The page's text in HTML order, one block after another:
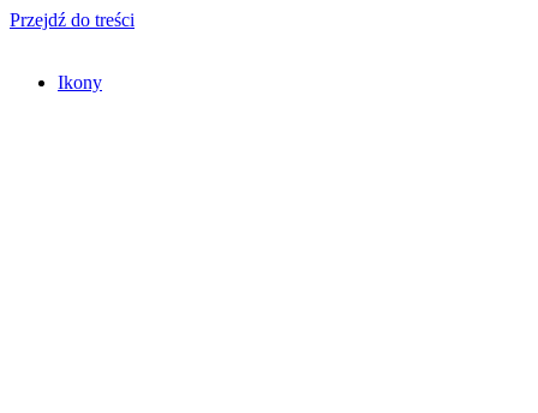
Przejdź do treści
Ikony